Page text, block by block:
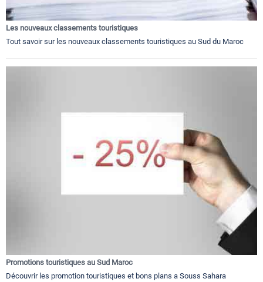
Les nouveaux classements touristiques
Tout savoir sur les nouveaux classements touristiques au Sud du Maroc
Promotions touristiques au Sud Maroc
Découvrir les promotion touristiques et bons plans a Souss Sahara